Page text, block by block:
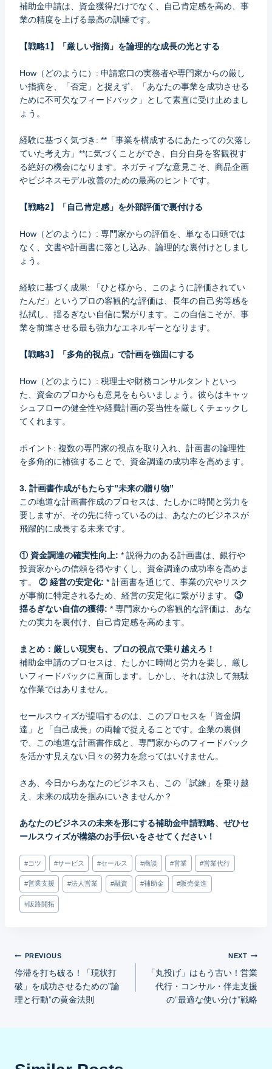
補助金申請は、資金獲得だけでなく、自己肯定感を高め、事
業の精度を上げる最高の訓練です。
【戦略1】「厳しい指摘」を論理的な成長の光とする
How（どのように）: 申請窓口の実務者や専門家からの厳し
い指摘を、「否定」と捉えず、「あなたの事業を成功させる
ために不可欠なフィードバック」として素直に受け止めまし
ょう。
経験に基づく気づき: **「事業を構成するにあたっての欠落し
ていた考え方」**に気づくことができ、自分自身を客観視す
る絶好の機会になります。ネガティブな意見こそ、商品企画
やビジネスモデル改善のための最高のヒントです。
【戦略2】「自己肯定感」を外部評価で裏付ける
How（どのように）: 専門家からの評価を、単なる口頭では
なく、文書や計画書に落とし込み、論理的な裏付けとしまし
ょう。
経験に基づく成果: 「ひと様から、このように評価されてい
たんだ」というプロの客観的な評価は、長年の自己劣等感を
払拭し、揺るぎない自信に繋がります。この自信こそが、事
業を前進させる最も強力なエネルギーとなります。
【戦略3】「多角的視点」で計画を強固にする
How（どのように）: 税理士や財務コンサルタントといっ
た、資金のプロからも意見をもらいましょう。彼らはキャッ
シュフローの健全性や経費計画の妥当性を厳しくチェックし
てくれます。
ポイント: 複数の専門家の視点を取り入れ、計画書の論理性
を多角的に補強することで、資金調達の成功率を高めます。
3. 計画書作成がもたらす”未来の贈り物”
この地道な計画書作成のプロセスは、たしかに時間と労力を
要しますが、その先に待っているのは、あなたのビジネスが
飛躍的に成長する未来です。
① 資金調達の確実性向上: * 説得力のある計画書は、銀行や
投資家からの信頼を得やすくし、資金調達の成功率を高めま
す。
② 経営の安定化: * 計画書を通じて、事業の穴やリスク
が事前に特定されるため、経営の安定化に繋がります。
③
揺るぎない自信の獲得: * 専門家からの客観的な評価は、あな
たの実力を裏付け、自己肯定感を高めます。
まとめ：厳しい現実も、プロの視点で乗り越えろ！
補助金申請のプロセスは、たしかに時間と労力を要し、厳し
いフィードバックに直面します。しかし、それは決して無駄
な作業ではありません。
セールスウィズが提唱するのは、このプロセスを「資金調
達」と「自己成長」の両輪で捉えることです。企業の裏側
で、この地道な計画書作成と、専門家からのフィードバック
を活かす見えない日々の努力を怠ってはいけません。
さあ、今日からあなたのビジネスも、この「試練」を乗り越
え、未来の成功を掴みにいきませんか？
あなたのビジネスの未来を形にする補助金申請戦略、ぜひセ
ールスウィズが構築のお手伝いをさせてください！
Post
Tags:
#コツ #サービス #セールス #商談 #営業 #営業代行
#営業支援 #法人営業 #融資 #補助金 #販売促進
#販路開拓
投
稿
ゲ
PREVIOUS
停滞を打ち破る！「現状打
破」を成功させるための”論
理と行動”の黄金法則
NEXT
「丸投げ」はもう古い！営業
代行・コンサル・伴走支援
の”最適な使い分け”戦略